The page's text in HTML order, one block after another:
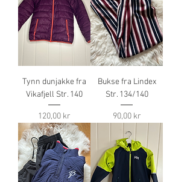
Tynn dunjakke fra
Vikafjell Str. 140
Pris
120,00 kr
Bukse fra Lindex
Str. 134/140
Pris
90,00 kr